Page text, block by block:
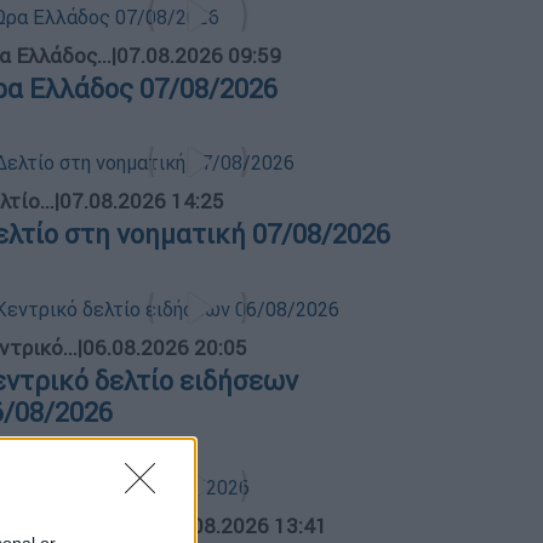
Ελλάδος...|07.08.2026 09:59
Ελλάδος 07/08/2026
|07.08.2026 14:25
στη νοηματική 07/08/2026
|06.08.2026 20:05
δελτίο ειδήσεων
08/2026
07.08.2026 13:41